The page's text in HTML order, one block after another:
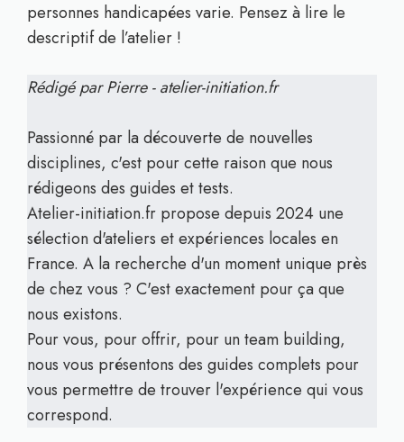
personnes handicapées varie. Pensez à lire le
descriptif de l’atelier !
Rédigé par Pierre - atelier-initiation.fr
Passionné par la découverte de nouvelles
disciplines, c'est pour cette raison que nous
rédigeons des guides et tests.
Atelier-initiation.fr propose depuis 2024 une
sélection d'ateliers et expériences locales en
France. A la recherche d'un moment unique près
de chez vous ? C'est exactement pour ça que
nous existons.
Pour vous, pour offrir, pour un team building,
nous vous présentons des guides complets pour
vous permettre de trouver l'expérience qui vous
correspond.